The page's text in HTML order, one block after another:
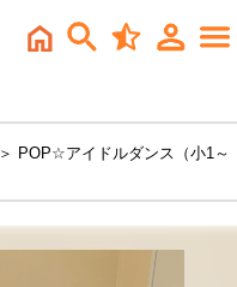
＞ POP☆アイドルダンス（小1～